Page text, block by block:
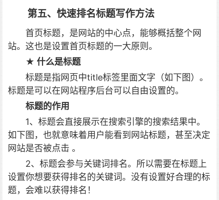
第五、快速排名标题写作方法
首页标题，是网站的中心点，能够概括整个网
站。这也是设置首页标题的一大原则。
★ 什么是标题
标题是指网页中title标签里面文字（如下图）。
标题是可以在网站程序后台可以自由设置的。
标题的作用
1、标题会直接展示在搜索引擎的搜索结果中。
如下图，也就意味着用户能看到网站标题，甚至决定
网站是否被点击 。
2、标题会参与关键词排名。所以需要在标题上
设置你想要获得排名的关键词。没有设置好合理的标
题，会难以获得排名！